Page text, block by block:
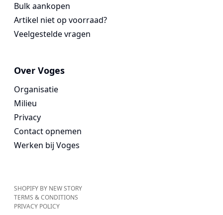
Bulk aankopen
Artikel niet op voorraad?
Veelgestelde vragen
Over Voges
Organisatie
Milieu
Privacy
Contact opnemen
Werken bij Voges
SHOPIFY BY NEW STORY
TERMS & CONDITIONS
PRIVACY POLICY